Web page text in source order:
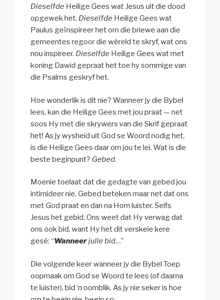
Dieselfde Heilige Gees wat Jesus uit die dood
opgewek het. Dieselfde Heilige Gees wat
Paulus geïnspireer het om die briewe aan die
gemeentes regoor die wêreld te skryf, wat ons
nou inspireer. Dieselfde Heilige Gees wat met
koning Dawid gepraat het toe hy sommige van
die Psalms geskryf het.
Hoe wonderlik is dit nie? Wanneer jy die Bybel
lees, kan die Heilige Gees met jou praat — net
soos Hy met die skrywers van die Skrif gepraat
het! As jy wysheid uit God se Woord nodig het,
is die Heilige Gees daar om jou te lei. Wat is die
beste beginpunt? Gebed.
Moenie toelaat dat die gedagte van gebed jou
intimideer nie. Gebed beteken maar net dat ons
met God praat en dan na Hom luister. Selfs
Jesus het gebid. Ons weet dat Hy verwag dat
ons ook bid, want Hy het dit verskeie kere
gesê: “Wanneerjulle bid…”
Die volgende keer wanneer jy die Bybel Toep
oopmaak om God se Woord te lees (of daarna
te luister), bid ‘n oomblik. As jy nie seker is hoe